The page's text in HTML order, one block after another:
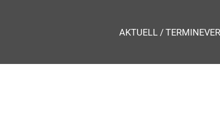
AKTUELL / TERMINE